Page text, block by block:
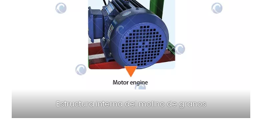
Estructura interna del molino de granos